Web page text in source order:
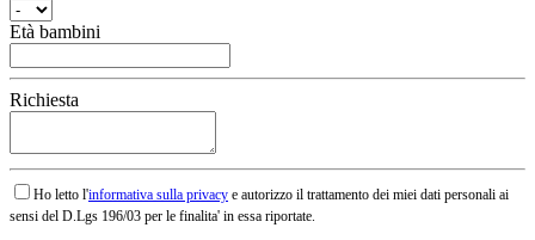
Età bambini
Richiesta
Ho letto l'informativa sulla privacy e autorizzo il trattamento dei miei dati personali ai
sensi del D.Lgs 196/03 per le finalita' in essa riportate.